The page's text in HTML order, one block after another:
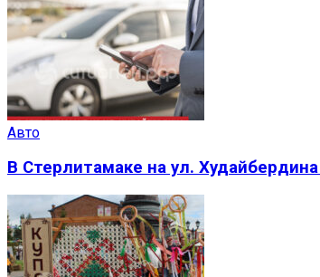
Авто
В Стерлитамаке на ул.